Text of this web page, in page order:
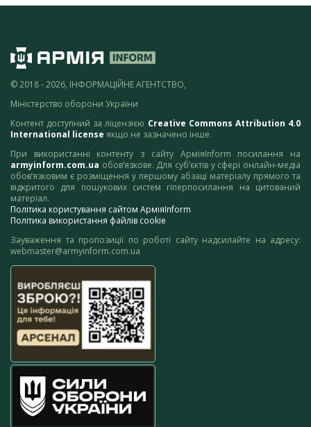
© 2018 - 2026, ІНФОРМАЦІЙНЕ АГЕНТСТВО,
Міністерство оборони України
Контент доступний за ліцензією Creative Commons Attribution 4.0
International license якщо не зазначено інше.
При використанні контенту з сайту АрміяInform посилання на
armyinform.com.ua обов’язкове. Для суб’єктів у сфері онлайн-медіа
обов’язковим є розміщення у першому абзаці матеріалу прямого та
відкритого для пошукових систем гіперпосилання на цитований
матеріал.
Політика користування сайтом АрміяInform
Політика використання файлів cookie
Зауваження та пропозиції по роботі сайту надсилайте на адресу:
webmaster@armyinform.com.ua